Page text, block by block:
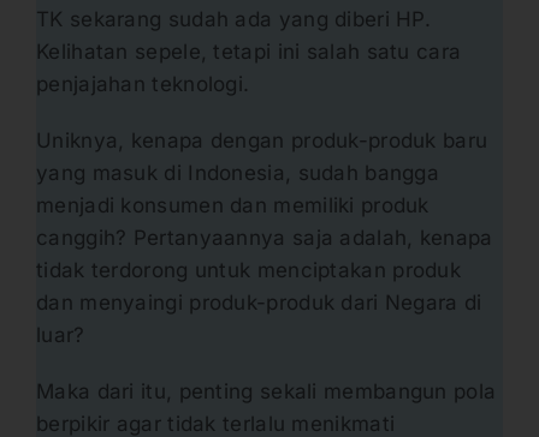
TK sekarang sudah ada yang diberi HP.
Kelihatan sepele, tetapi ini salah satu cara
penjajahan teknologi.
Uniknya, kenapa dengan produk-produk baru
yang masuk di Indonesia, sudah bangga
menjadi konsumen dan memiliki produk
canggih? Pertanyaannya saja adalah, kenapa
tidak terdorong untuk menciptakan produk
dan menyaingi produk-produk dari Negara di
luar?
Maka dari itu, penting sekali membangun pola
berpikir agar tidak terlalu menikmati